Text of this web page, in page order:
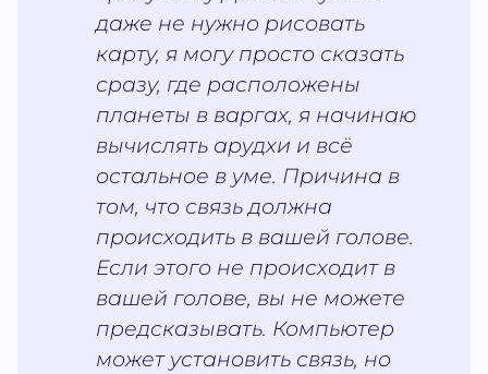
даже не нужно рисовать
карту, я могу просто сказать
сразу, где расположены
планеты в варгах, я начинаю
вычислять арудхи и всё
остальное в уме. Причина в
том, что связь должна
происходить в вашей голове.
Если этого не происходит в
вашей голове, вы не можете
предсказывать. Компьютер
может установить связь, но